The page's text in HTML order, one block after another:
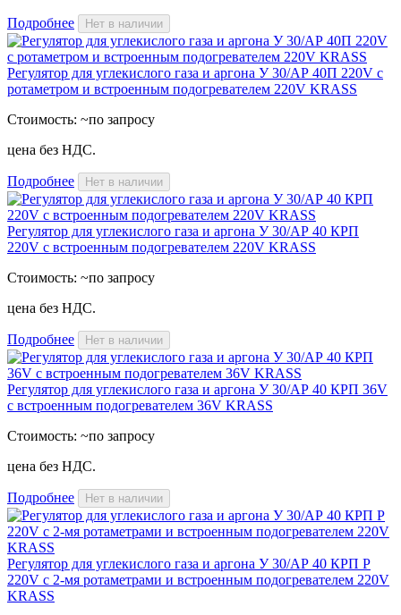
Подробнее Нет в наличии
Регулятор для углекислого газа и аргона У 30/АР 40П 220V с
ротаметром и встроенным подогревателем 220V KRASS
Стоимость: ~по запросу
цена без НДС.
Подробнее Нет в наличии
Регулятор для углекислого газа и аргона У 30/АР 40 КРП
220V с встроенным подогревателем 220V KRASS
Стоимость: ~по запросу
цена без НДС.
Подробнее Нет в наличии
Регулятор для углекислого газа и аргона У 30/АР 40 КРП 36V
с встроенным подогревателем 36V KRASS
Стоимость: ~по запросу
цена без НДС.
Подробнее Нет в наличии
Регулятор для углекислого газа и аргона У 30/АР 40 КРП Р
220V с 2-мя ротаметрами и встроенным подогревателем 220V
KRASS